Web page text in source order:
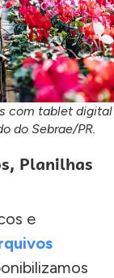
com tablet digital
do Sebrae/PR.
Planilhas
e